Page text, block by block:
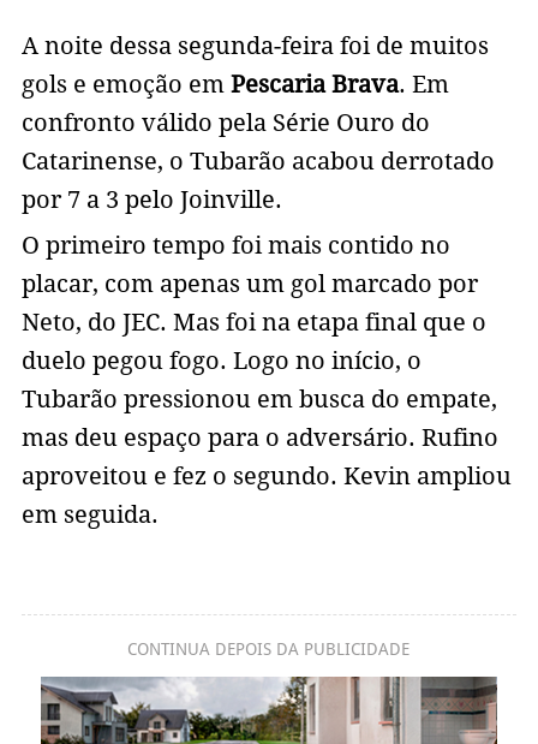
A noite dessa segunda-feira foi de muitos
gols e emoção em Pescaria Brava. Em
confronto válido pela Série Ouro do
Catarinense, o Tubarão acabou derrotado
por 7 a 3 pelo Joinville.
O primeiro tempo foi mais contido no
placar, com apenas um gol marcado por
Neto, do JEC. Mas foi na etapa final que o
duelo pegou fogo. Logo no início, o
Tubarão pressionou em busca do empate,
mas deu espaço para o adversário. Rufino
aproveitou e fez o segundo. Kevin ampliou
em seguida.
CONTINUA DEPOIS DA PUBLICIDADE